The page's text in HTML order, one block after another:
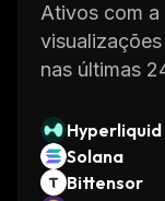
Ativos com a
nas últimas
Hyperliquid
Solana
Bittensor